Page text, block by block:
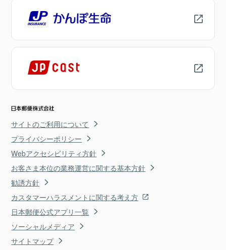
サイトのご利用について
プライバシーポリシー
Webアクセシビリティ方針
お客さま本位の業務運営に関する基本方針
勧誘方針
カスタマーハラスメントに関する考え方
日本郵便公式アプリ一覧
ソーシャルメディア
サイトマップ